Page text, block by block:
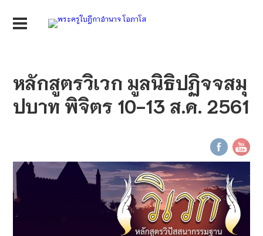
หลักสูตรวิเวก มูลนิธิปฏิจจสมุ
ปบาท พิจิตร 10-13 ส.ค. 2561